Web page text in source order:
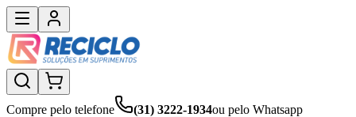
Compre pelo telefone (31) 3222-1934ou pelo Whatsapp